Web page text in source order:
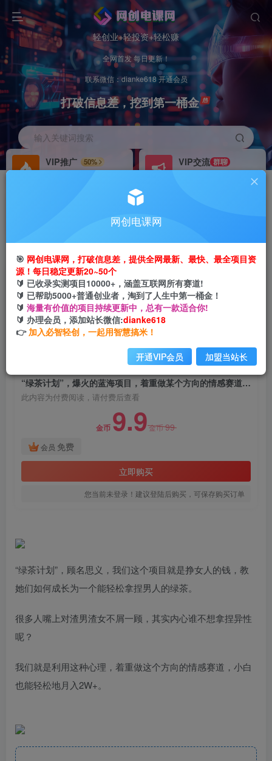
轻创业+轻投资+轻松赚
全网首发 每日更新！
联系微信：dianke618 开通会员
打破信息差，挖到第一桶金
输入关键词搜索
VIP推广
50%
VIP交流 群聊
研究探讨更多创业项目路子。
搭建同款网站，自己当老板
“绿茶计划”，爆火的蓝海项目，着重做某个方向的
情感赛道，小白也能轻松月入2w+
网创电课网
2年前发布
1677 86
“绿茶计划”，爆火的蓝海项目，着重做某个方向的情感赛道，小白也能轻松月入2w+
此内容为付费阅读，请付费后查看
金币 9.9金币99
会员 免费
立即购买
您当前未登录！建议登陆后购买，可保存购买订单
“绿茶计划”，顾名思义，我们这个项目就是挣女人的钱，教
她们如何成长为一个能轻松拿捏男人的绿茶。
很多人嘴上对渣男渣女不屑一顾，其实内心谁不想拿捏异性
呢？
我们就是利用这种心理，着重做这个方向的情感赛道，小白
也能轻松地月入2W+。
网创电课网
🎯 网创电课网，打破信息差，提供全网最新、最快、最全项目资
源！每日稳定更新20~50个
🔰 已收录实测项目10000+，涵盖互联网所有赛道!
🔰 已帮助5000+普通创业者，淘到了人生中第一桶金！
🔰 海量有价值的项目持续更新中，总有一款适合你!
🔰 办理会员，添加站长微信:dianke618
👉 加入必智轻创，一起用智慧搞米！
开通VIP会员 加盟当站长